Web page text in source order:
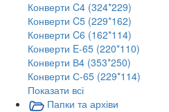
Конверти C4 (324*229)
Конверти C5 (229*162)
Конверти C6 (162*114)
Конверти E-65 (220*110)
Конверти В4 (353*250)
Конверти С-65 (229*114)
Показати всі
Папки та архіви